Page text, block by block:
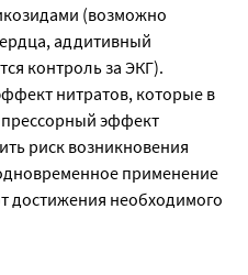
(возможно
аддитивный
контроль за ЭКГ).
нитратов, которые в
прессорный эффект
риск возникновения
применение
достижения необходимого